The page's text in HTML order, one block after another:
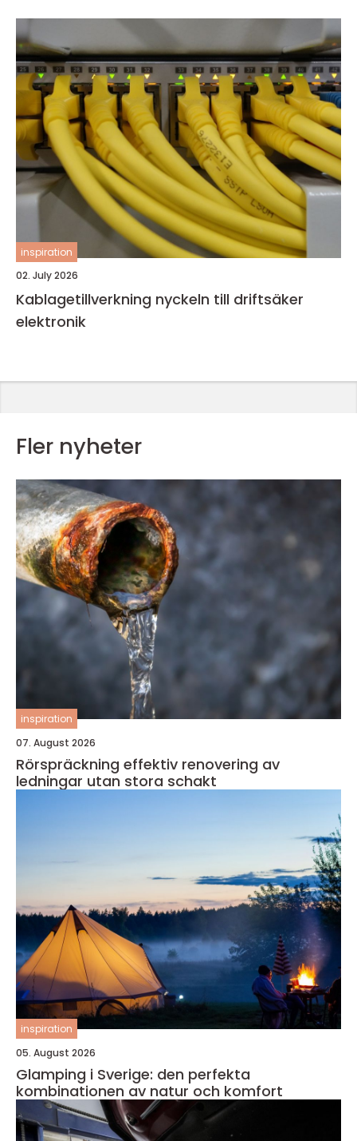
inspiration
02. July 2026
Kablagetillverkning nyckeln till driftsäker
elektronik
Fler nyheter
inspiration
07. August 2026
Rörspräckning effektiv renovering av
ledningar utan stora schakt
inspiration
05. August 2026
Glamping i Sverige: den perfekta
kombinationen av natur och komfort